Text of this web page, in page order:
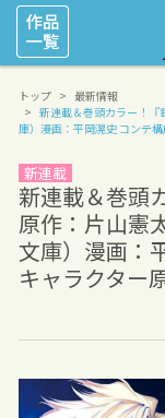
トップ
最新情報
新連載＆巻頭カラー！『
庫）漫画：平岡滉史 コンテ
新連載
新連載＆巻頭
原作：片山憲
文庫）漫画：
キャラクター